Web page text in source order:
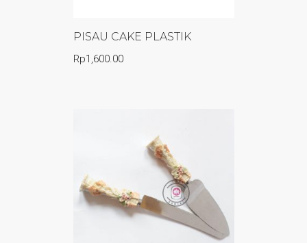
PISAU CAKE PLASTIK
Rp1,600.00